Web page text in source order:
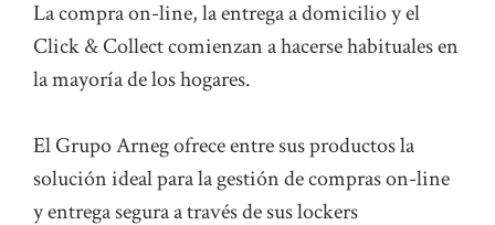
La compra on-line, la entrega a domicilio y el
Click & Collect comienzan a hacerse habituales en
la mayoría de los hogares.
El Grupo Arneg ofrece entre sus productos la
solución ideal para la gestión de compras on-line
y entrega segura a través de sus lockers